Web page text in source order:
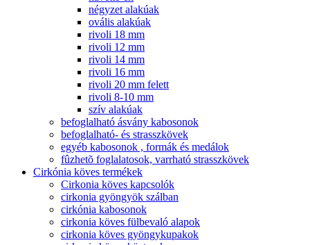
négyzet alakúak
ovális alakúak
rivoli 18 mm
rivoli 12 mm
rivoli 14 mm
rivoli 16 mm
rivoli 20 mm felett
rivoli 8-10 mm
szív alakúak
befoglalható ásvány kabosonok
befoglalható- és strasszkövek
egyéb kabosonok , formák és medálok
fûzhetõ foglalatosok, varrható strasszkövek
Cirkónia köves termékek
Cirkonia köves kapcsolók
cirkonia gyöngyök szálban
cirkónia kabosonok
cirkonia köves fülbevaló alapok
cirkonia köves gyöngykupakok